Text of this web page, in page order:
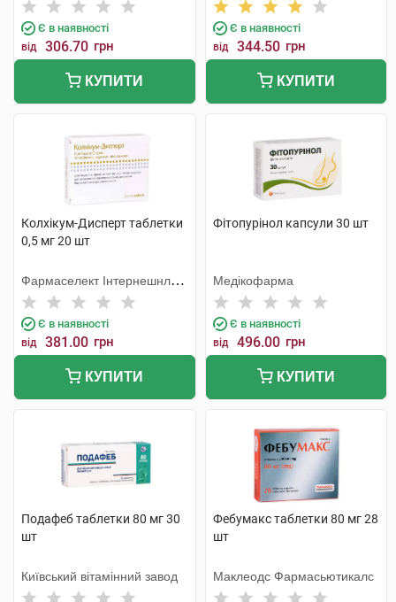
Є в наявності
від 306.70 грн
КУПИТИ
Є в наявності
від 344.50 грн
КУПИТИ
Колхікум-Дисперт таблетки
0,5 мг 20 шт
Фармаселект Інтернешнл
Бетелігангз
Є в наявності
від 381.00 грн
КУПИТИ
Фітопурінол капсули 30 шт
Медікофарма
Є в наявності
від 496.00 грн
КУПИТИ
Подафеб таблетки 80 мг 30
шт
Київський вітамінний завод
Фебумакс таблетки 80 мг 28
шт
Маклеодс Фармасьютикалс